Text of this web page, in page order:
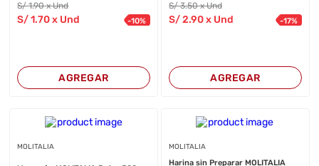
S/1.90 x Und
S/1.70 x Und -10%
AGREGAR
S/3.50 x Und
S/2.90x Und -17%
AGREGAR
MOLITALIA MOLITALIA
Harina sin Preparar MOLITALIA